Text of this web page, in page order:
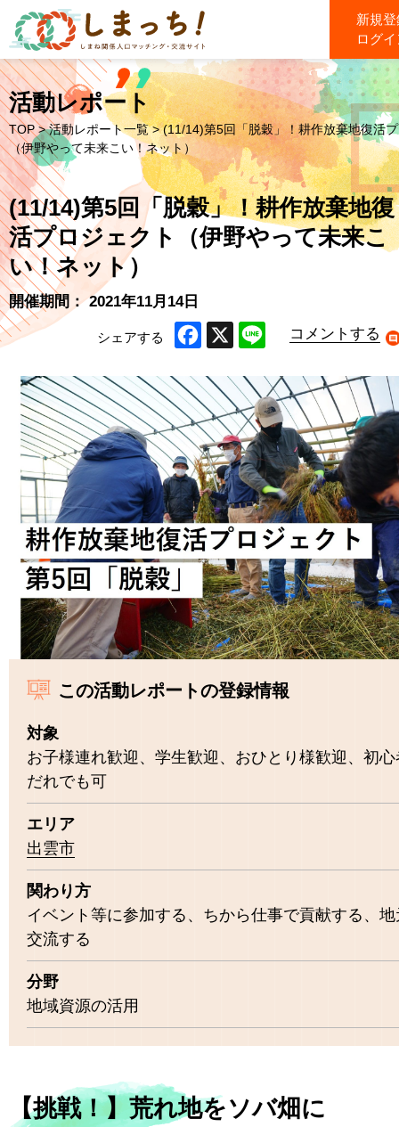
新規
ログ
活動レポート
TOP >活動レポート一覧> (11/14)第5回「脱穀」！耕作放棄地復活
（伊野やって未来こい！ネット）
(11/14)第5回「脱穀」！耕作放棄地復
活プロジェクト（伊野やって未来こ
い！ネット）
開催期間： 2021年11月14日
シェアする
コメントする
この活動レポートの登録情報
対象
お子様連れ歓迎、学生歓迎、おひとり様歓迎、初
だれでも可
エリア
出雲市
関わり方
イベント等に参加する、ちから仕事で貢献する、
交流する
分野
地域資源の活用
【挑戦！】荒れ地をソバ畑に